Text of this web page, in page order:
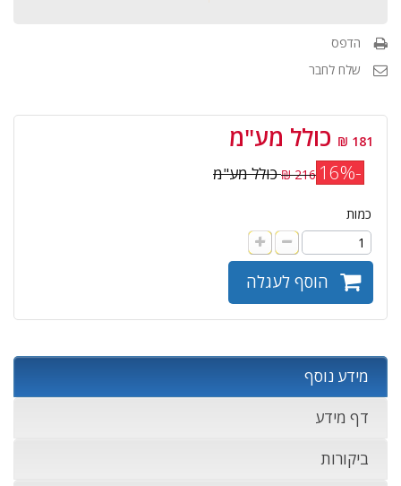
הדפס
שלח לחבר
181 ₪ כולל מע"מ
-16%
216 ₪ כולל מע"מ
כמות
הוסף לעגלה
מידע נוסף
דף מידע
ביקורות